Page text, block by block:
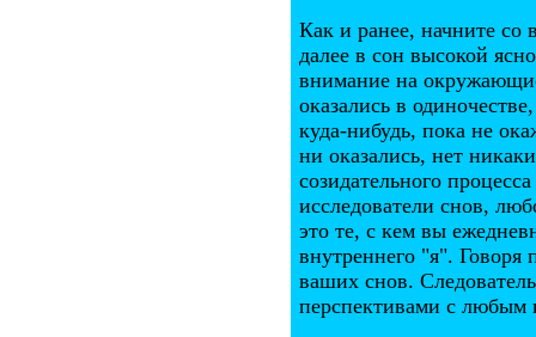
Как и ранее, начните со
далее в сон высокой
внимание на
оказались в
куда-нибудь, пока не
ни оказались, нет
созидательного
исследователи снов,
это те, с кем вы
внутреннего "я".
ваших снов.
перспективами с любым